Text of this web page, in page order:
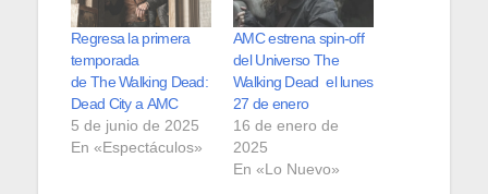
Regresa la primera
temporada
de The Walking Dead:
Dead City a AMC
5 de junio de 2025
En «Espectáculos»
AMC estrena spin-off
del Universo The
Walking Dead el lunes
27 de enero
16 de enero de
2025
En «Lo Nuevo»